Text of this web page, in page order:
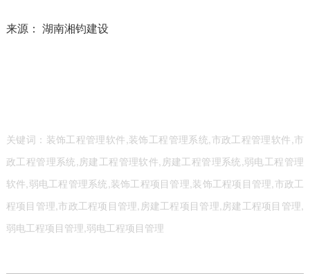
来源： 湖南湘钧建设
关键词：装饰工程管理软件,装饰工程管理系统,市政工程管理软件,市
政工程管理系统,房建工程管理软件,房建工程管理系统,弱电工程管理
软件,弱电工程管理系统,装饰工程项目管理,装饰工程项目管理,市政工
程项目管理,市政工程项目管理,房建工程项目管理,房建工程项目管理,
弱电工程项目管理,弱电工程项目管理